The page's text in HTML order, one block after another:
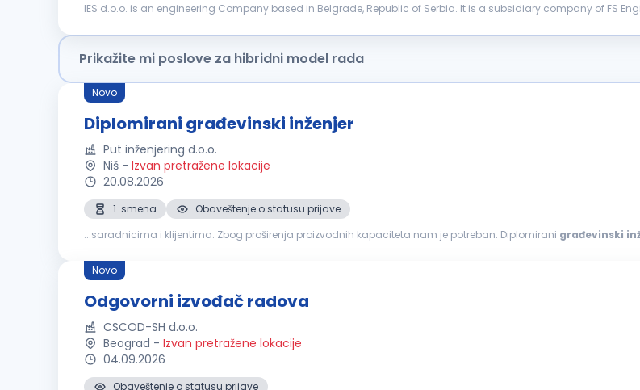
IES d.o.o. is an engineering Company based in Belgrade, Republic of Serbia. It is a subsidiary company of FS
Prikažite mi poslove za hibridni model rada
Novo
Diplomirani građevinski inženjer
Put inženjering d.o.o.
Niš - Izvan pretražene lokacije
20.08.2026
1. smena
Obaveštenje o statusu prijave
...saradnicima i klijentima. Zbog proširenja proizvodnih kapaciteta nam je potreban: Diplomirani građevinski
Novo
Odgovorni izvođač radova
CSCOD-SH d.o.o.
Beograd - Izvan pretražene lokacije
04.09.2026
Obaveštenje o statusu prijave